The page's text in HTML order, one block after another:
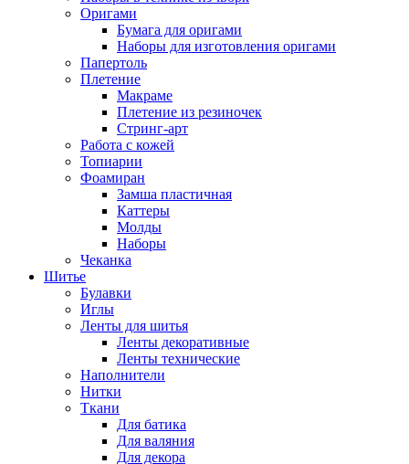
Оригами
Бумага для оригами
Наборы для изготовления оригами
Папертоль
Плетение
Макраме
Плетение из резиночек
Стринг-арт
Работа с кожей
Топиарии
Фоамиран
Замша пластичная
Каттеры
Молды
Наборы
Чеканка
Шитье
Булавки
Иглы
Ленты для шитья
Ленты декоративные
Ленты технические
Наполнители
Нитки
Ткани
Для батика
Для валяния
Для декора